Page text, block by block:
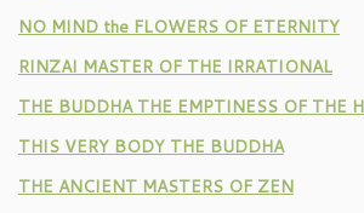
NO MIND the FLOWERS OF ETERNITY
RINZAI MASTER OF THE IRRATIONAL
THE BUDDHA THE EMPTINESS OF THE
THIS VERY BODY THE BUDDHA
THE ANCIENT MASTERS OF ZEN